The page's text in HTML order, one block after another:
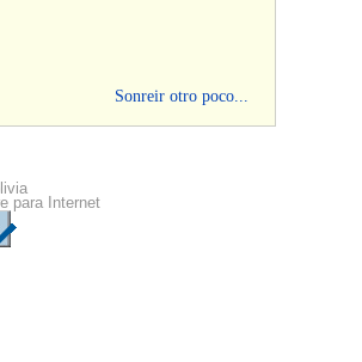
Sonreir otro poco...
para Internet